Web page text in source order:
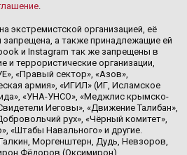
.
экстремистской организацией, её
запрещена, а также принадлежащие ей
и Instagram так же запрещены в
и террористические организации,
«Правый сектор», «Азов»,
армия», «ИГИЛ» (ИГ, Исламское
«УНА-УНСО», «Меджлис крымско-
Иеговы», «Движение Талибан»,
рух», «Чёрный комитет»,
«Штабы Навального» и другие.
Моргенштерн, Дудь, Невзоров,
Фёдоров (Оксимирон),